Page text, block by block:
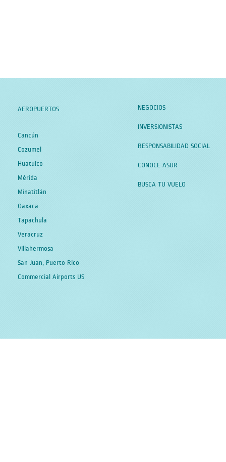
AEROPUERTOS
Cancún
Cozumel
Huatulco
Mérida
Minatitlán
Oaxaca
Tapachula
Veracruz
Villahermosa
San Juan, Puerto Rico
Commercial Airports US
NEGOCIOS
INVERSIONISTAS
RESPONSABILIDAD SOCIAL
CONOCE ASUR
BUSCA TU VUELO